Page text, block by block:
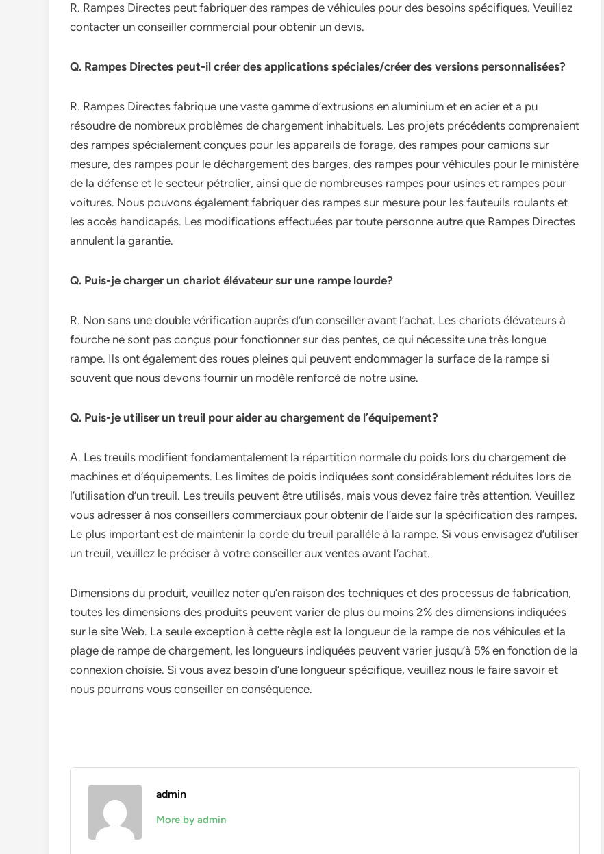
R. Rampes Directes peut fabriquer des rampes de véhicules pour des besoins spécifiques. Veuillez
contacter un conseiller commercial pour obtenir un devis.
Q. Rampes Directes peut-il créer des applications spéciales/créer des versions personnalisées?
R. Rampes Directes fabrique une vaste gamme d’extrusions en aluminium et en acier et a pu
résoudre de nombreux problèmes de chargement inhabituels. Les projets précédents comprenaient
des rampes spécialement conçues pour les appareils de forage, des rampes pour camions sur
mesure, des rampes pour le déchargement des barges, des rampes pour véhicules pour le ministère
de la défense et le secteur pétrolier, ainsi que de nombreuses rampes pour usines et rampes pour
voitures. Nous pouvons également fabriquer des rampes sur mesure pour les fauteuils roulants et
les accès handicapés. Les modifications effectuées par toute personne autre que Rampes Directes
annulent la garantie.
Q. Puis-je charger un chariot élévateur sur une rampe lourde?
R. Non sans une double vérification auprès d’un conseiller avant l’achat. Les chariots élévateurs à
fourche ne sont pas conçus pour fonctionner sur des pentes, ce qui nécessite une très longue
rampe. Ils ont également des roues pleines qui peuvent endommager la surface de la rampe si
souvent que nous devons fournir un modèle renforcé de notre usine.
Q. Puis-je utiliser un treuil pour aider au chargement de l’équipement?
A. Les treuils modifient fondamentalement la répartition normale du poids lors du chargement de
machines et d’équipements. Les limites de poids indiquées sont considérablement réduites lors de
l’utilisation d’un treuil. Les treuils peuvent être utilisés, mais vous devez faire très attention. Veuillez
vous adresser à nos conseillers commerciaux pour obtenir de l’aide sur la spécification des rampes.
Le plus important est de maintenir la corde du treuil parallèle à la rampe. Si vous envisagez d’utiliser
un treuil, veuillez le préciser à votre conseiller aux ventes avant l’achat.
Dimensions du produit, veuillez noter qu’en raison des techniques et des processus de fabrication,
toutes les dimensions des produits peuvent varier de plus ou moins 2% des dimensions indiquées
sur le site Web. La seule exception à cette règle est la longueur de la rampe de nos véhicules et la
plage de rampe de chargement, les longueurs indiquées peuvent varier jusqu’à 5% en fonction de la
connexion choisie. Si vous avez besoin d’une longueur spécifique, veuillez nous le faire savoir et
nous pourrons vous conseiller en conséquence.
admin
More by admin